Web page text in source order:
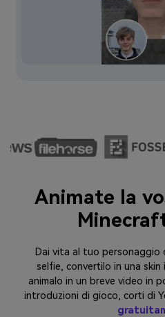
Animate la
Dai vita al tuo personaggio
selfie, convertilo in una
animalo in un breve video in
introduzioni di gioco, corti di